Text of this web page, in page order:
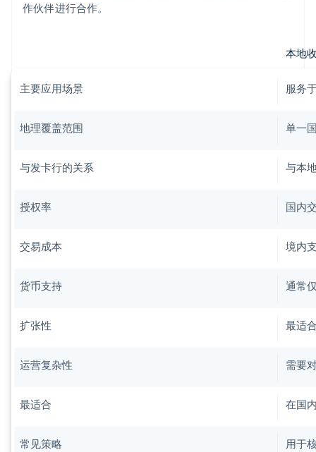
作伙伴进行合作。
本地
主要应用场景 服务
地理覆盖范围 单一
与发卡行的关系 与本
授权率 国内
交易成本 境内
货币支持 通常
扩张性 最适
运营复杂性 需要
最适合 在国
常见策略 用于